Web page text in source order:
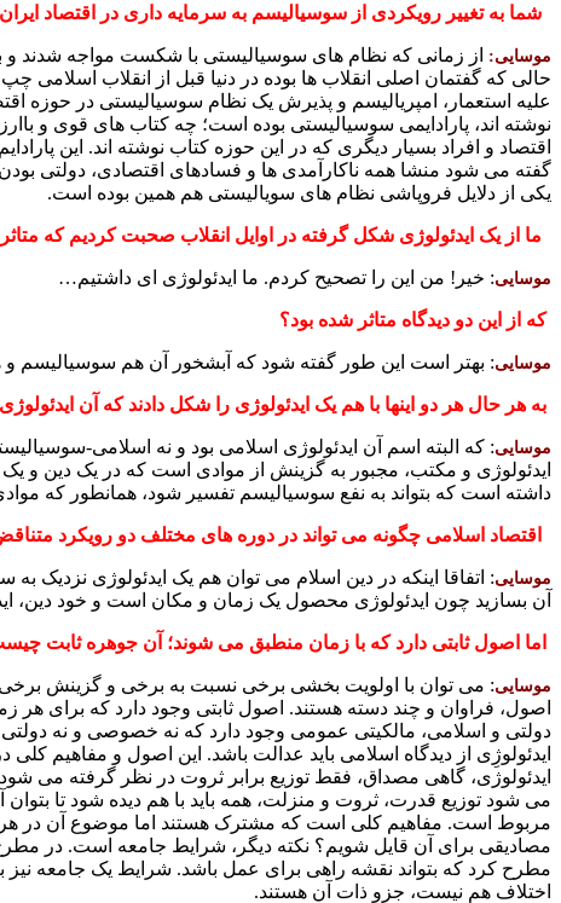
شما به تغییر رویکردی از سوسیالیسم به سرمایه داری در اقتصاد
موسایی:
از زمانی که نظام های سوسیالیستی با شکست مواجه شدند و
حالی که گفتمان اصلی انقلاب ها بوده در دنیا قبل از انقلاب
علیه استعمار، امپریالیسم و پذیرش یک نظام سوسیالیستی در حوزه
نوشته اند، پارادایمی سوسیالیستی بوده است؛ چه کتاب های قوی
اقتصاد و افراد بسیار دیگری که در این حوزه کتاب نوشته اند. این
گفته می شود منشا همه ناکارآمدی ها و فسادهای اقتصادی، دولتی
یکی از دلایل فروپاشی نظام های سویالیستی هم همین بوده است.
ما از یک ایدئولوژی شکل گرفته در اوایل انقلاب صحبت کردیم که
موسایی: خیر! من این را تصحیح کردم. ما ایدئولوژی ای داشتیم…
که از این دو دیدگاه متاثر شده بود؟
موسایی: بهتر است این طور گفته شود که آبشخور آن هم سوسیالیسم و
به هر حال هر دو اینها با هم یک ایدئولوژی را شکل دادند که آن
موسایی: که البته اسم آن ایدئولوژی اسلامی بود و نه اسلامی-
ایدئولوژی و مکتب، مجبور به گزینش از موادی است که در یک دین و
داشته است که بتواند به نفع سوسیالیسم تفسیر شود، همانطور که
اقتصاد اسلامی چگونه می تواند در دوره های مختلف دو رویکرد
موسایی: اتفاقا اینکه در دین اسلام می توان هم یک ایدئولوژی نزدیک
آن بسازید چون ایدئولوژی محصول یک زمان و مکان است و خود دین،
اما اصول ثابتی دارد که با زمان منطبق می شوند؛ آن جوهره ثابت
موسایی: می توان با اولویت بخشی برخی نسبت به برخی و گزینش برخی
اصول، فراوان و چند دسته هستند. اصول ثابتی وجود دارد که برای
دولتی و اسلامی، مالکیتی عمومی وجود دارد که نه خصوصی و نه دولتی
ایدئولوژِی از دیدگاه اسلامی باید عدالت باشد. این اصول و مفاهیم
ایدئولوژی، گاهی مصداق، فقط توزیع برابر ثروت در نظر گرفته می
می شود توزیع قدرت، ثروت و منزلت، همه باید با هم دیده شود تا
مربوط است. مفاهیم کلی است که مشترک هستند اما موضوع آن در هر
مصادیقی برای آن قایل شویم؟ نکته دیگر، شرایط جامعه است. در
مطرح کرد که بتواند نقشه راهی برای عمل باشد. شرایط یک جامعه
اختلاف هم نیست، جزو ذات آن هستند.